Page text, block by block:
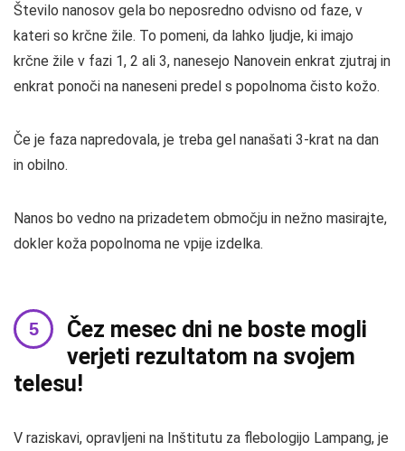
Število nanosov gela bo neposredno odvisno od faze, v
kateri so krčne žile. To pomeni, da lahko ljudje, ki imajo
krčne žile v fazi 1, 2 ali 3, nanesejo Nanovein enkrat zjutraj in
enkrat ponoči na naneseni predel s popolnoma čisto kožo.
Če je faza napredovala, je treba gel nanašati 3-krat na dan
in obilno.
Nanos bo vedno na prizadetem območju in nežno masirajte,
dokler koža popolnoma ne vpije izdelka.
Čez mesec dni ne boste mogli
verjeti rezultatom na svojem
telesu!
V raziskavi, opravljeni na Inštitutu za flebologijo Lampang, je